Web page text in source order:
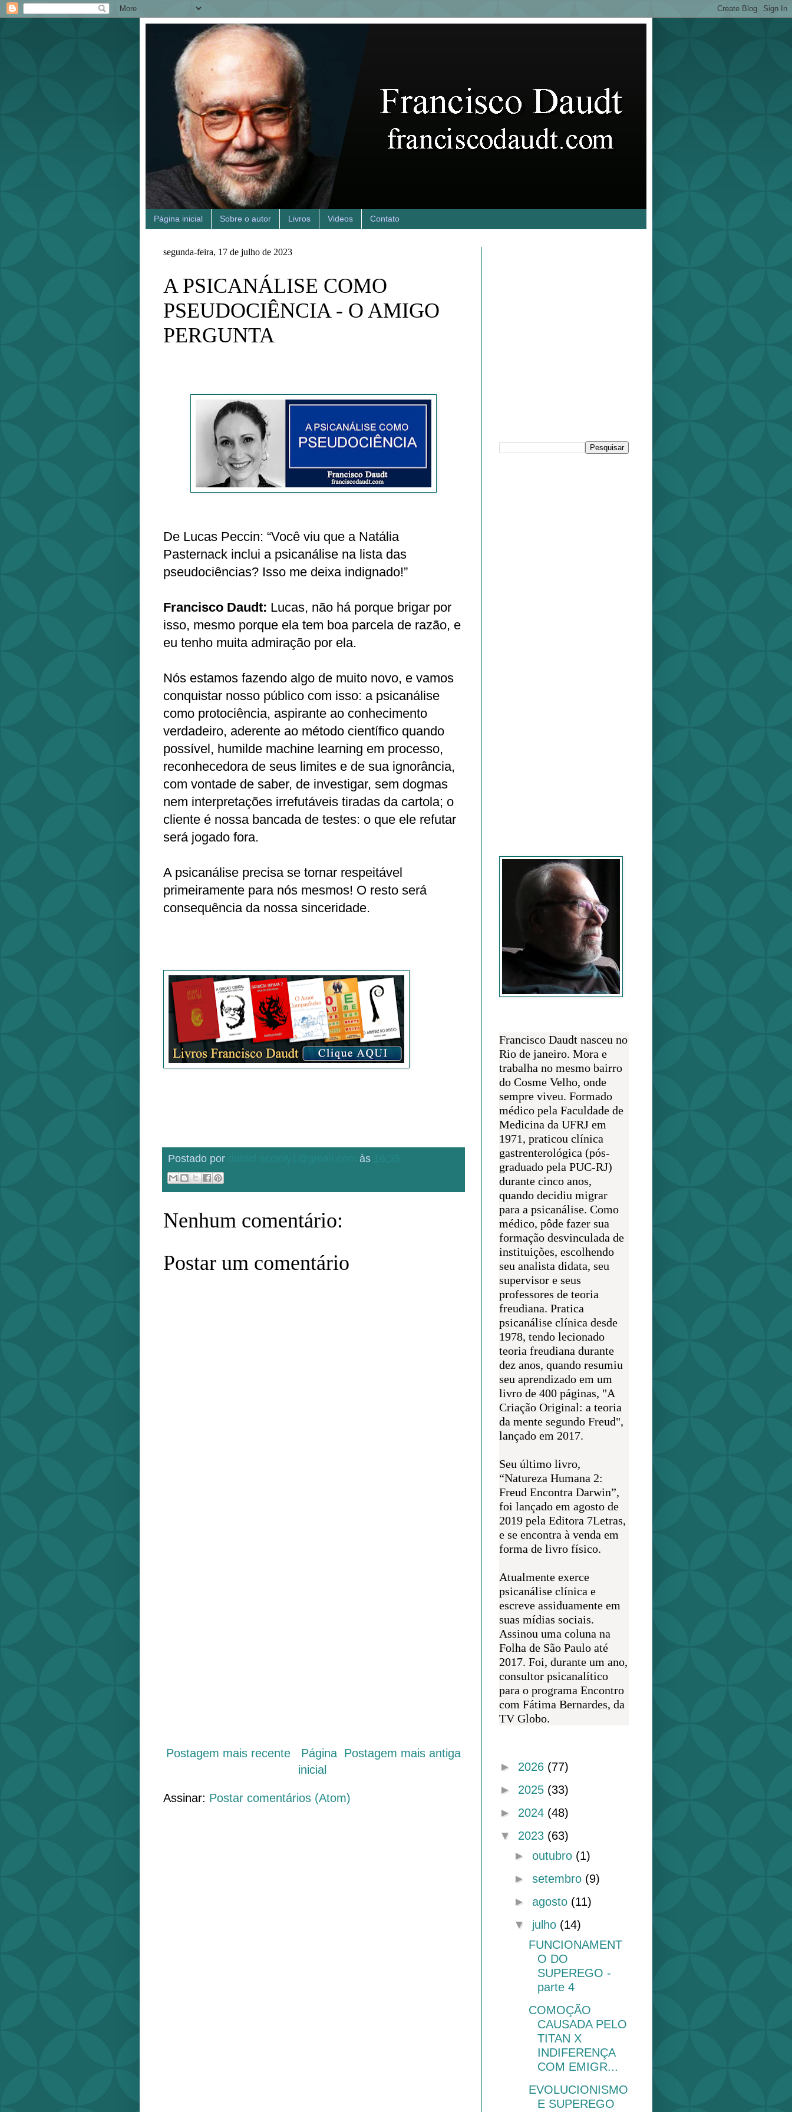
Página inicial Sobre o autor Livros Videos Contato
segunda-feira, 17 de julho de 2023
A PSICANÁLISE COMO
PSEUDOCIÊNCIA - O AMIGO
PERGUNTA
De Lucas Peccin: “Você viu que a Natália
Pasternack inclui a psicanálise na lista das
pseudociências? Isso me deixa indignado!”
Francisco Daudt: Lucas, não há porque brigar por
isso, mesmo porque ela tem boa parcela de razão, e
eu tenho muita admiração por ela.
Nós estamos fazendo algo de muito novo, e vamos
conquistar nosso público com isso: a psicanálise
como protociência, aspirante ao conhecimento
verdadeiro, aderente ao método científico quando
possível, humilde machine learning em processo,
reconhecedora de seus limites e de sua ignorância,
com vontade de saber, de investigar, sem dogmas
nem interpretações irrefutáveis tiradas da cartola; o
cliente é nossa bancada de testes: o que ele refutar
será jogado fora.
A psicanálise precisa se tornar respeitável
primeiramente para nós mesmos! O resto será
consequência da nossa sinceridade.
Postado por às
Nenhum comentário:
Postar um comentário
Postagem mais recente Postagem mais antiga
Página
inicial
Assinar: Postar comentários (Atom)
Francisco Daudt nasceu no
Rio de janeiro. Mora e
trabalha no mesmo bairro
do Cosme Velho, onde
sempre viveu. Formado
médico pela Faculdade de
Medicina da UFRJ em
1971, praticou clínica
gastrenterológica (pós-
graduado pela PUC-RJ)
durante cinco anos,
quando decidiu migrar
para a psicanálise. Como
médico, pôde fazer sua
formação desvinculada de
instituições, escolhendo
seu analista didata, seu
supervisor e seus
professores de teoria
freudiana. Pratica
psicanálise clínica desde
1978, tendo lecionado
teoria freudiana durante
dez anos, quando resumiu
seu aprendizado em um
livro de 400 páginas, "A
Criação Original: a teoria
da mente segundo Freud",
lançado em 2017.
Seu último livro,
“Natureza Humana 2:
Freud Encontra Darwin”,
foi lançado em agosto de
2019 pela Editora 7Letras,
e se encontra à venda em
forma de livro físico.
Atualmente exerce
psicanálise clínica e
escreve assiduamente em
suas mídias sociais.
Assinou uma coluna na
Folha de São Paulo até
2017. Foi, durante um ano,
consultor psicanalítico
para o programa Encontro
com Fátima Bernardes, da
TV Globo.
► 2026 (77)
► 2025 (33)
► 2024 (48)
▼ 2023 (63)
► outubro (1)
► setembro (9)
► agosto (11)
▼ julho (14)
FUNCIONAMENT
O DO
SUPEREGO -
parte 4
COMOÇÃO
CAUSADA PELO
TITAN X
INDIFERENÇA
COM EMIGR...
EVOLUCIONISMO
E SUPEREGO